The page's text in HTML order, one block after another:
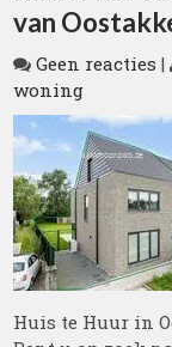
van
Geen reacties |
woning
Huis te Huur in